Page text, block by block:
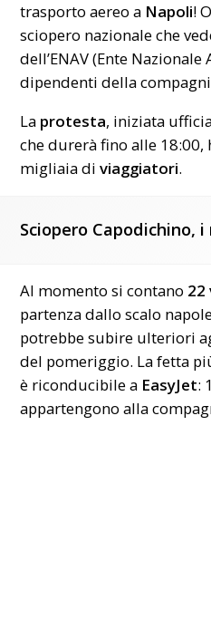
trasporto aereo a Napoli!
sciopero nazionale che
dell’ENAV (Ente Nazionale
dipendenti della
La protesta, iniziata
che durerà fino alle
migliaia diviaggiatori.
Sciopero Capodichino,
Al momento si contano 22
partenza dallo scalo
potrebbe subire ulteriori
del pomeriggio. La fetta
è riconducibile a EasyJet:
appartengono alla